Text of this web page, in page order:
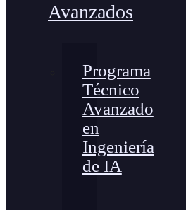
Avanzados
Programa
Técnico
Avanzado
en
Ingeniería
de IA